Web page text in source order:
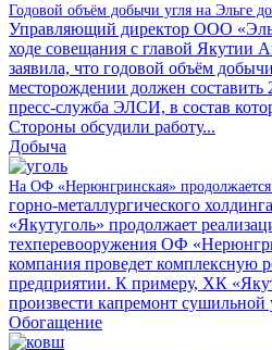
Годовой объём добычи угля на Эльге
Управляющий директор ООО
ходе совещания с главой Якутии
заявила, что годовой объём
месторождении должен
пресс-служба ЭЛСИ, в состав
Стороны обсудили работу...
Добыча
На ОФ «Нерюнгринская»
горно-металлургического
«Якутуголь» продолжает
техперевооружения ОФ
компания проведет комплексную
предприятии. К примеру, ХК
произвести капремонт сушильной
Обогащение